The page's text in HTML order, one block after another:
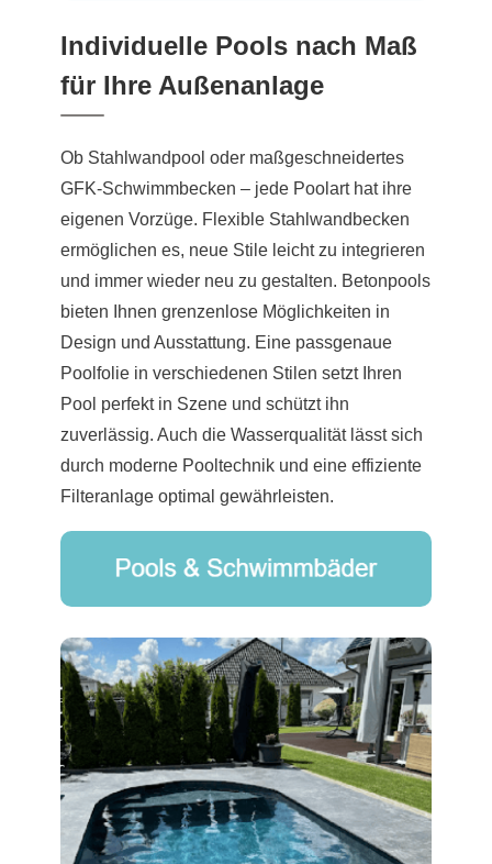
Individuelle Pools nach Maß
für Ihre Außenanlage
Ob Stahlwandpool oder maßgeschneidertes
GFK-Schwimmbecken – jede Poolart hat ihre
eigenen Vorzüge. Flexible Stahlwandbecken
ermöglichen es, neue Stile leicht zu integrieren
und immer wieder neu zu gestalten. Betonpools
bieten Ihnen grenzenlose Möglichkeiten in
Design und Ausstattung. Eine passgenaue
Poolfolie in verschiedenen Stilen setzt Ihren
Pool perfekt in Szene und schützt ihn
zuverlässig. Auch die Wasserqualität lässt sich
durch moderne Pooltechnik und eine effiziente
Filteranlage optimal gewährleisten.